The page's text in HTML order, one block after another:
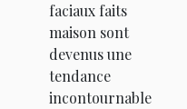
faciaux faits
maison sont
devenus une
tendance
incontournable